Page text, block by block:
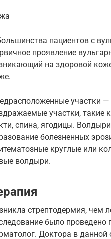
пациентов с
проявление
на здоровой
участки
участки, такие
спина, ягодицы.
болезненных
круглые или
волдыри.
стрептодермия, чем
было
Доктора в данной